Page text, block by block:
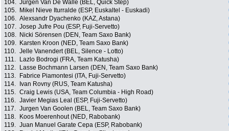
104. Jürgen Van De Walle (BEL, Quick Step)
105.
Mikel Nieve Iturralde (ESP, Euskaltel - Euskadi)
106. Alexsandr Dyachenko (KAZ, Astana)
107. Josep Jufre Pou (ESP, Fuji-Servetto)
108.
Nicki Sörensen (DEN, Team Saxo Bank)
109.
Karsten Kroon (NED, Team Saxo Bank)
110. Jelle Vanendert (BEL, Silence - Lotto)
111.
Lazlo Bodrogi (FRA, Team Katusha)
112.
Lasse Bochmann Larsen (DEN, Team Saxo Bank)
113.
Fabrice Piamontesi (ITA, Fuji-Servetto)
114.
Ivan Rovny (RUS, Team Katusha)
115. Craig Lewis (USA, Team Columbia - High Road)
116. Javier Megias Leal (ESP, Fuji-Servetto)
117. Jurgen Van Goolen (BEL, Team Saxo Bank)
118.
Koos Moerenhout (NED, Rabobank)
119. Juan Manuel Garate Cepa (ESP, Rabobank)